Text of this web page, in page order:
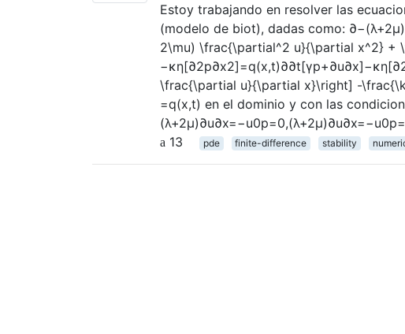
Estoy trabajando en resolver las
(modelo de biot), dadas como:
2\mu) \frac{\partial^2 u}{\partial x^2}
\frac{\partial u}{\partial x}\right] -
=q(x,t) en el dominio y con las
13
pde finite-difference stability